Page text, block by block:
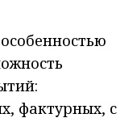
фактурных, с